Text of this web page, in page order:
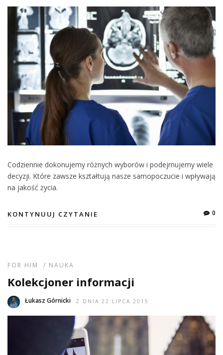
Codziennie dokonujemy różnych wyborów i podejmujemy wiele
decyzji. Które zawsze kształtują nasze samopoczucie i wpływają
na jakość życia.
KONTYNUUJ CZYTANIE 0
FOR HIM / NAUKA
Kolekcjoner informacji
Łukasz Górnicki Z DNIA 22 LIPCA 2015